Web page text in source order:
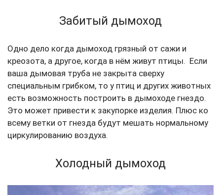
Забитый дымоход
Одно дело когда дымоход грязный от сажи и
креозота, а другое, когда в нём живут птицы. Если
ваша дымовая труба не закрыта сверху
специальным грибком, то у птиц и других животных
есть возможность построить в дымоходе гнездо.
Это может привести к закупорке изделия. Плюс ко
всему ветки от гнезда будут мешать нормальному
циркулированию воздуха.
Холодный дымоход